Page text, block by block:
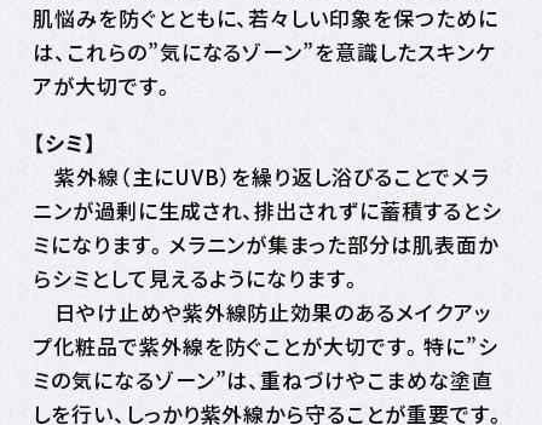
肌悩みを防ぐとともに、若々しい印象を保つために
は、これらの”気になるゾーン”を意識したスキンケ
アが大切です。
【シミ】
紫外線（主にUVB）を繰り返し浴びることでメラ
ニンが過剰に生成され、排出されずに蓄積するとシ
ミになります。メラニンが集まった部分は肌表面か
らシミとして見えるようになります。
日やけ止めや紫外線防止効果のあるメイクアッ
プ化粧品で紫外線を防ぐことが大切です。特に”シ
ミの気になるゾーン”は、重ねづけやこまめな塗直
しを行い、しっかり紫外線から守ることが重要です。